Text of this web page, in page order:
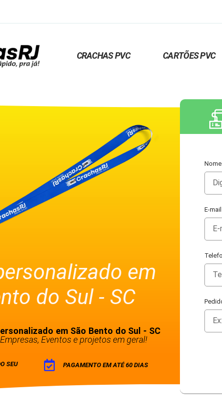
CRACHAS PVC CARTÕES PVC
em
do Sul - SC
em São Bento do Sul - SC
Empresas, Eventos e projetos em geral!
SEU
PAGAMENTO EM ATÉ 60 DIAS
Nome
E-mail